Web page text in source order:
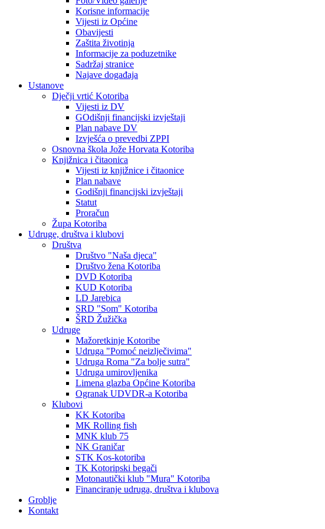
Korisne informacije
Vijesti iz Općine
Obavijesti
Zaštita životinja
Informacije za poduzetnike
Sadržaj stranice
Najave događaja
Ustanove
Dječji vrtić Kotoriba
Vijesti iz DV
GOdišnji financijski izvještaji
Plan nabave DV
Izvješća o prevedbi ZPPI
Osnovna škola Jože Horvata Kotoriba
Knjižnica i čitaonica
Vijesti iz knjižnice i čitaonice
Plan nabave
Godišnji financijski izvještaji
Statut
Proračun
Župa Kotoriba
Udruge, društva i klubovi
Društva
Društvo "Naša djeca"
Društvo žena Kotoriba
DVD Kotoriba
KUD Kotoriba
LD Jarebica
SRD "Som" Kotoriba
ŠRD Žužička
Udruge
Mažoretkinje Kotoribe
Udruga "Pomoć neizlječivima"
Udruga Roma "Za bolje sutra"
Udruga umirovljenika
Limena glazba Općine Kotoriba
Ogranak UDVDR-a Kotoriba
Klubovi
KK Kotoriba
MK Rolling fish
MNK klub 75
NK Graničar
STK Kos-kotoriba
TK Kotoripski begači
Motonautički klub "Mura" Kotoriba
Financiranje udruga, društva i klubova
Groblje
Kontakt